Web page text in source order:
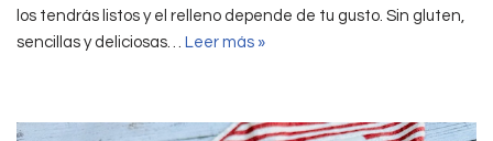
los tendrás listos y el relleno depende de tu gusto. Sin gluten,
sencillas y deliciosas… Leer más »